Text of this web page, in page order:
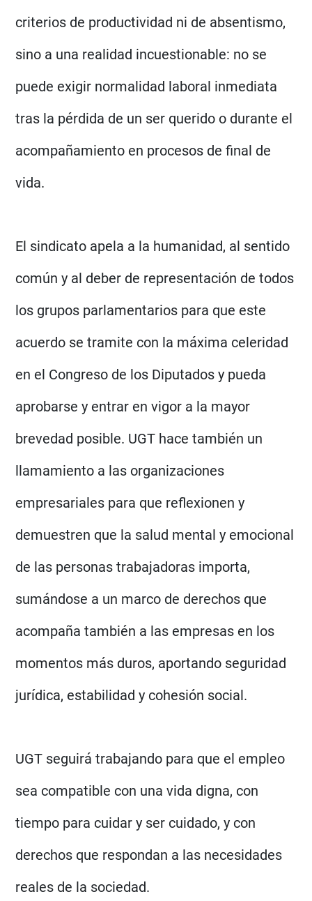
criterios de productividad ni de absentismo,
sino a una realidad incuestionable: no se
puede exigir normalidad laboral inmediata
tras la pérdida de un ser querido o durante el
acompañamiento en procesos de final de
vida.
El sindicato apela a la humanidad, al sentido
común y al deber de representación de todos
los grupos parlamentarios para que este
acuerdo se tramite con la máxima celeridad
en el Congreso de los Diputados y pueda
aprobarse y entrar en vigor a la mayor
brevedad posible. UGT hace también un
llamamiento a las organizaciones
empresariales para que reflexionen y
demuestren que la salud mental y emocional
de las personas trabajadoras importa,
sumándose a un marco de derechos que
acompaña también a las empresas en los
momentos más duros, aportando seguridad
jurídica, estabilidad y cohesión social.
UGT seguirá trabajando para que el empleo
sea compatible con una vida digna, con
tiempo para cuidar y ser cuidado, y con
derechos que respondan a las necesidades
reales de la sociedad.